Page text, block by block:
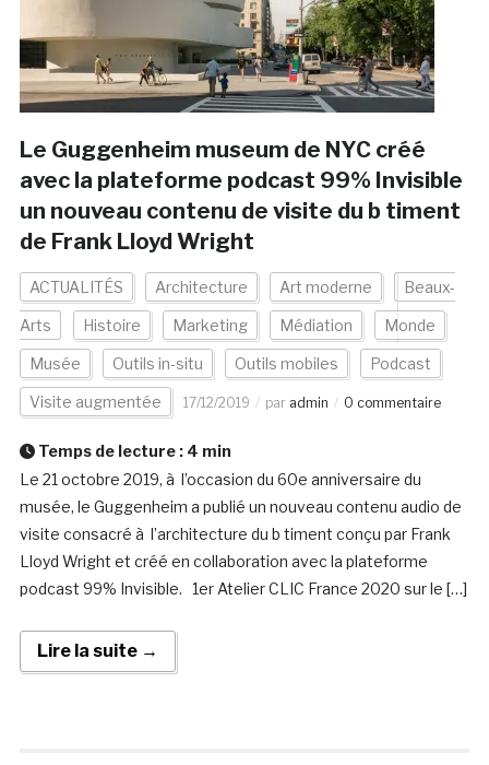
Le Guggenheim museum de NYC créé
avec la plateforme podcast 99% Invisible
un nouveau contenu de visite du b timent
de Frank Lloyd Wright
ACTUALITÉS Architecture Art moderne Beaux-
Arts Histoire Marketing Médiation Monde
Musée Outils in-situ Outils mobiles Podcast
Visite augmentée 17/12/2019 par admin 0 commentaire
Temps de lecture : 4 min
Le 21 octobre 2019, à l’occasion du 60e anniversaire du
musée, le Guggenheim a publié un nouveau contenu audio de
visite consacré à l’architecture du b timent conçu par Frank
Lloyd Wright et créé en collaboration avec la plateforme
podcast 99% Invisible. 1er Atelier CLIC France 2020 sur le […]
Lire la suite →